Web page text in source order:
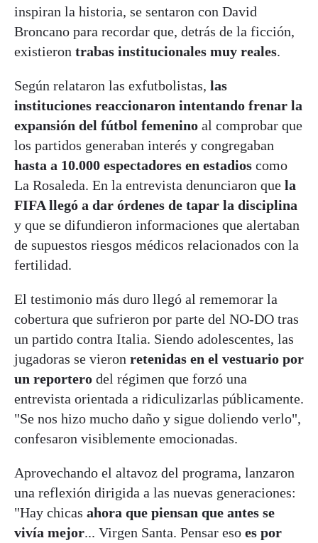
inspiran la historia, se sentaron con David
Broncano para recordar que, detrás de la ficción,
existieron trabas institucionales muy reales.
Según relataron las exfutbolistas, las
instituciones reaccionaron intentando frenar la
expansión del fútbol femenino al comprobar que
los partidos generaban interés y congregaban
hasta a 10.000 espectadores en estadios como
La Rosaleda. En la entrevista denunciaron que la
FIFA llegó a dar órdenes de tapar la disciplina
y que se difundieron informaciones que alertaban
de supuestos riesgos médicos relacionados con la
fertilidad.
El testimonio más duro llegó al rememorar la
cobertura que sufrieron por parte del NO-DO tras
un partido contra Italia. Siendo adolescentes, las
jugadoras se vieron retenidas en el vestuario por
un reportero del régimen que forzó una
entrevista orientada a ridiculizarlas públicamente.
"Se nos hizo mucho daño y sigue doliendo verlo",
confesaron visiblemente emocionadas.
Aprovechando el altavoz del programa, lanzaron
una reflexión dirigida a las nuevas generaciones:
"Hay chicas ahora que piensan que antes se
vivía mejor... Virgen Santa. Pensar eso es por